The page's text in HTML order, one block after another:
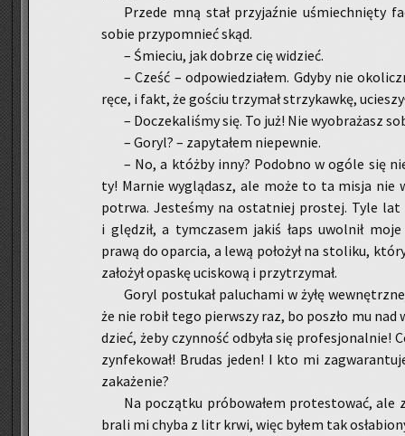
Przede mną stał przy­jaź­nie uśmiech­nię­ty
sobie przy­po­mnieć skąd.
– Śmie­ciu, jak do­brze cię wi­dzieć.
– Cześć – od­po­wie­dzia­łem. Gdyby nie
ręce, i fakt, że go­ściu trzy­mał strzy­kaw­kę,
– Do­cze­ka­li­śmy się. To już! Nie wy­obra­żasz
– Goryl? – za­py­ta­łem nie­pew­nie.
– No, a któż­by inny? Po­dob­no w ogóle się
ty! Mar­nie wy­glą­dasz, ale może to ta misja nie
po­trwa. Je­ste­śmy na ostat­niej pro­stej. Tyle lat
i glę­dził, a tym­cza­sem jakiś łaps uwol­nił
prawą do opar­cia, a lewą po­ło­żył na sto­li­ku,
za­ło­żył opa­skę uci­sko­wą i przy­trzy­mał.
Goryl po­stu­kał pa­lu­cha­mi w żyłę
że nie robił tego pierw­szy raz, bo po­szło mu
dzieć, żeby czyn­ność od­by­ła się pro­fe­sjo­nal­nie!
zyn­fe­ko­wał! Bru­das jeden! I kto mi
za­ka­że­nie?
Na po­cząt­ku pró­bo­wa­łem pro­te­sto­wać,
bra­li mi chyba z litr krwi, więc byłem tak